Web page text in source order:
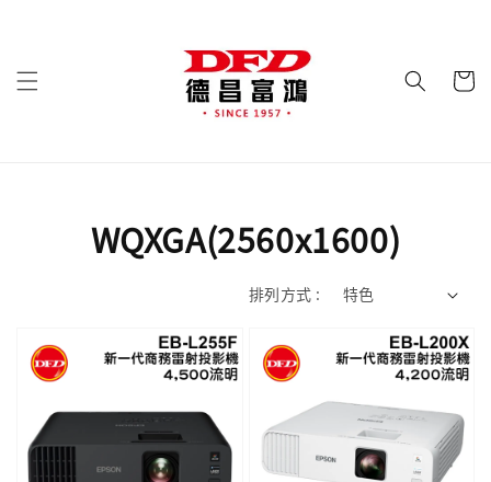
WQXGA(2560x1600)
排列方式 :